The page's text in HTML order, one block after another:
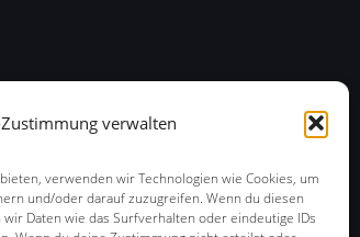
verwalten
verwenden wir Technologien wie Cookies, um
und/oder darauf zuzugreifen. Wenn du diesen
Daten wie das Surfverhalten oder eindeutige IDs